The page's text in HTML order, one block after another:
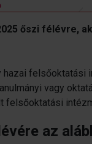
őszi félévre,
hazai
vagy
felsőoktatási
az